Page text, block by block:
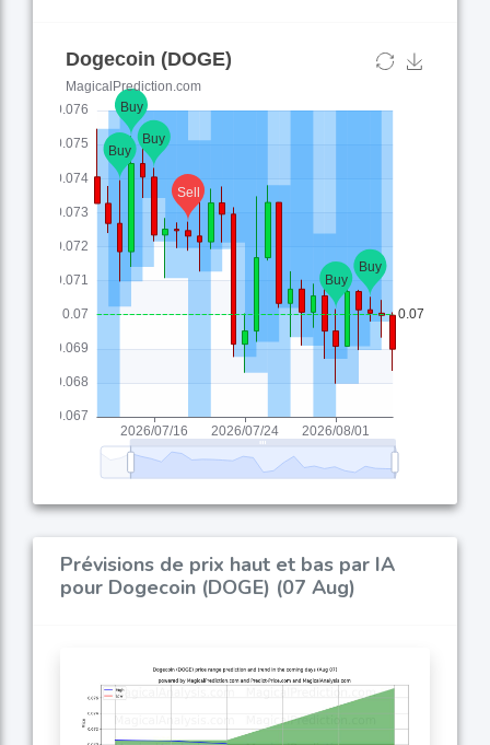
Prévisions de prix haut et bas par IA
pour Dogecoin (DOGE) (07 Aug)